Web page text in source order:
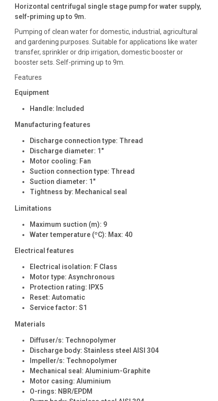
Horizontal centrifugal single stage pump for water supply,
self-priming up to 9m.
Pumping of clean water for domestic, industrial, agricultural
and gardening purposes. Suitable for applications like water
transfer, sprinkler or drip irrigation, domestic booster or
booster sets. Self-priming up to 9m.
Features
Equipment
Handle: Included
Manufacturing features
Discharge connection type: Thread
Discharge diameter: 1″
Motor cooling: Fan
Suction connection type: Thread
Suction diameter: 1″
Tightness by: Mechanical seal
Limitations
Maximum suction (m): 9
Water temperature (ºC): Max: 40
Electrical features
Electrical isolation: F Class
Motor type: Asynchronous
Protection rating: IPX5
Reset: Automatic
Service factor: S1
Materials
Diffuser/s: Technopolymer
Discharge body: Stainless steel AISI 304
Impeller/s: Technopolymer
Mechanical seal: Aluminium-Graphite
Motor casing: Aluminium
O-rings: NBR/EPDM